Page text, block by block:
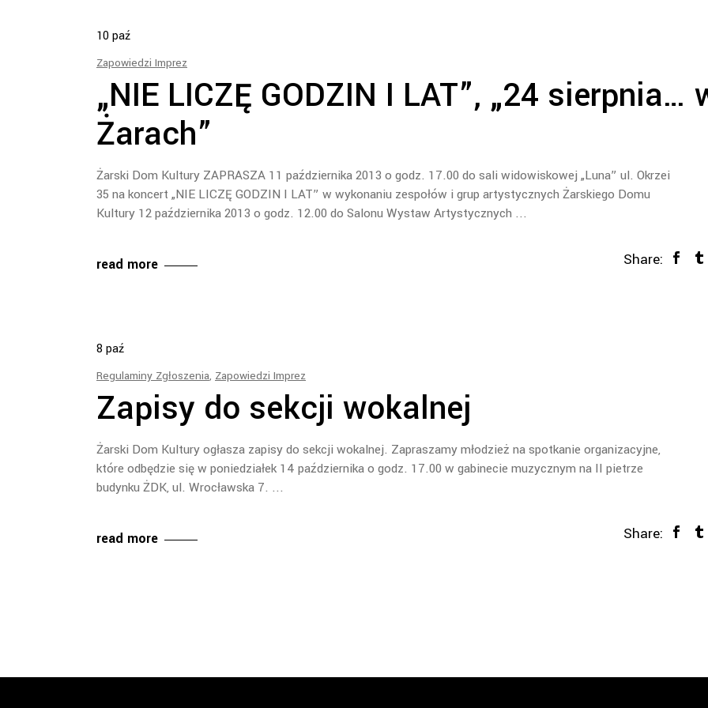
10paź
Zapowiedzi Imprez
„NIE LICZĘ GODZIN I LAT”, „24 sierpnia…
Żarach”
Żarski Dom Kultury ZAPRASZA 11 października 2013 o godz. 17.00 do sali widowiskowej „Luna” ul. Okrzei
35 na koncert „NIE LICZĘ GODZIN I LAT” w wykonaniu zespołów i grup artystycznych Żarskiego Domu
Kultury 12 października 2013 o godz. 12.00 do Salonu Wystaw Artystycznych
read more Share:
8 paź
Regulaminy Zgłoszenia, Zapowiedzi Imprez
Zapisy do sekcji wokalnej
Żarski Dom Kultury ogłasza zapisy do sekcji wokalnej. Zapraszamy młodzież na spotkanie organizacyjne,
które odbędzie się w poniedziałek 14 października o godz. 17.00 w gabinecie muzycznym na II pietrze
budynku ŻDK, ul. Wrocławska 7.
read more Share: